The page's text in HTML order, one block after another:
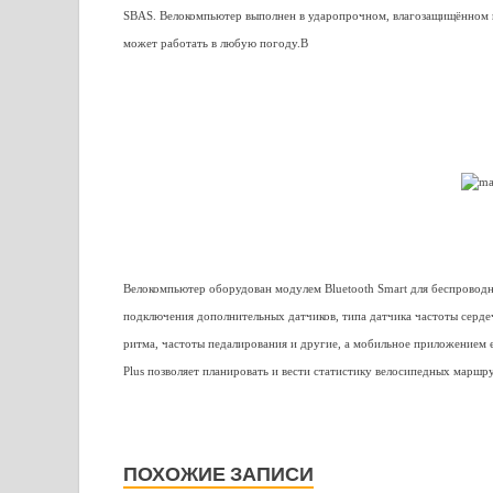
SBAS. Велокомпьютер выполнен в ударопрочном, влагозащищённом
может работать в любую погоду.В
Велокомпьютер оборудован модулем Bluetooth Smart для
подключения дополнительных датчиков, типа датчика частоты
ритма, частоты педалирования и другие, а мобильное приложением
Plus позволяет планировать и вести статистику велосипедных
ПОХОЖИЕ ЗАПИСИ